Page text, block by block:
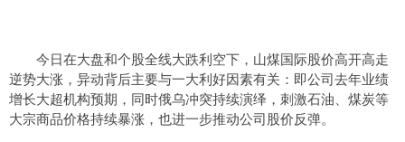
今日在大盘和个股全线大跌利空下，山煤国际股价高开高走
逆势大涨，异动背后主要与一大利好因素有关：即公司去年业绩
增长大超机构预期，同时俄乌冲突持续演绎，刺激石油、煤炭等
大宗商品价格持续暴涨，也进一步推动公司股价反弹。